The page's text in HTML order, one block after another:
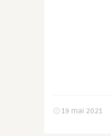
19 mai 2021